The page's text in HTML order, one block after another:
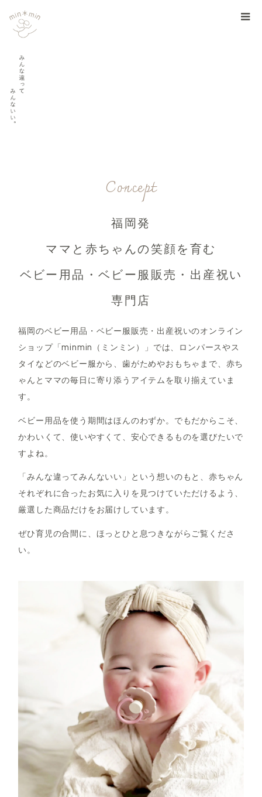
Concept
福岡発
ママと赤ちゃんの笑顔を育む
ベビー用品・ベビー服販売・出産祝い
専門店
福岡のベビー用品・ベビー服販売・出産祝いのオンライン
ショップ「minmin（ミンミン）」では、ロンパースやス
タイなどのベビー服から、歯がためやおもちゃまで、赤ち
ゃんとママの毎日に寄り添うアイテムを取り揃えていま
す。
ベビー用品を使う期間はほんのわずか。でもだからこそ、
かわいくて、使いやすくて、安心できるものを選びたいで
すよね。
「みんな違ってみんないい」という想いのもと、赤ちゃん
それぞれに合ったお気に入りを見つけていただけるよう、
厳選した商品だけをお届けしています。
ぜひ育児の合間に、ほっとひと息つきながらご覧くださ
い。